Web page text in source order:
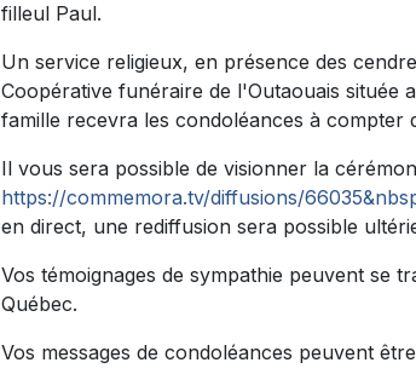
filleul Paul.
Un service religieux, en présence des
Coopérative funéraire de l'Outaouais située
famille recevra les condoléances à compter
Il vous sera possible de visionner la
https://commemora.tv/diffusions/
en direct, une rediffusion sera possible
Vos témoignages de sympathie peuvent se
Québec.
Vos messages de condoléances peuvent